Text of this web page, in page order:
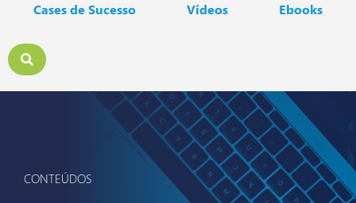
Cases de Sucesso Vídeos Ebooks
CONTEÚDOS